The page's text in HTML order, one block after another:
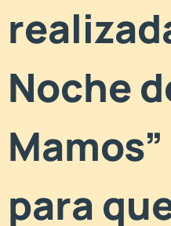
Noche
para